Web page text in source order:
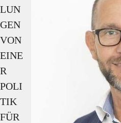
LUN
GEN
VON
EINE
R
POLI
TIK
FÜR